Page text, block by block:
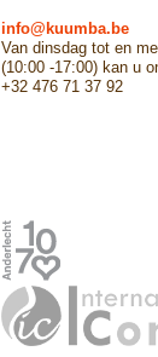
info@kuumba.be
Van dinsdag tot en
(10:00 -17:00) kan u
+32 476 71 37 92